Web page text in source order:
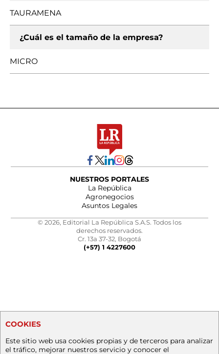
TAURAMENA
¿Cuál es el tamaño de la empresa?
MICRO
NUESTROS PORTALES
La República
Agronegocios
Asuntos Legales
© 2026, Editorial La República S.A.S. Todos los
derechos reservados.
Cr. 13a 37-32, Bogotá
(+57) 1 4227600
COOKIES
Este sitio web usa cookies propias y de terceros para analizar
el tráfico, mejorar nuestros servicio y conocer el